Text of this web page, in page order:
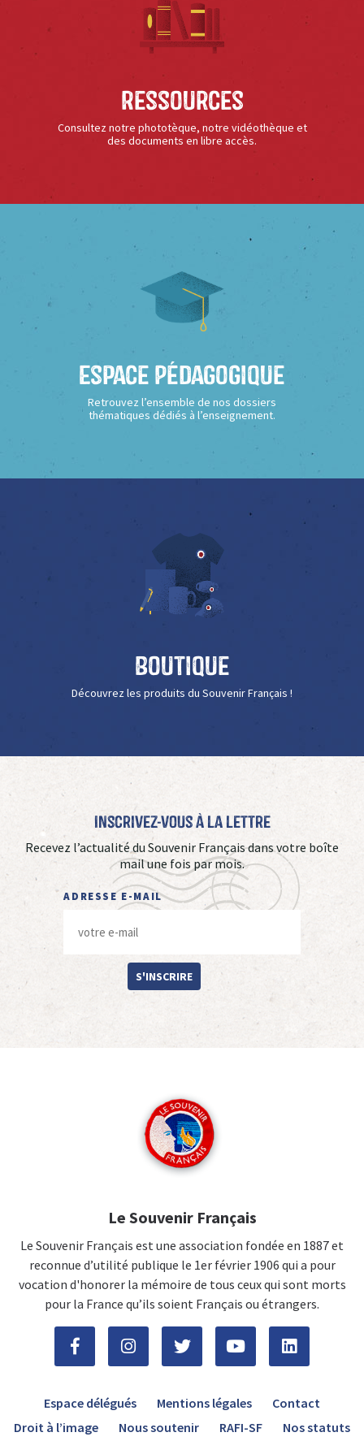
Ressources
Consultez notre phototèque, notre vidéothèque et
des documents en libre accès.
Espace Pédagogique
Retrouvez l’ensemble de nos dossiers
thématiques dédiés à l’enseignement.
Boutique
Découvrez les produits du Souvenir Français !
Inscrivez-vous à La Lettre
Recevez l’actualité du Souvenir Français dans votre boîte
mail une fois par mois.
ADRESSE E-MAIL
S'INSCRIRE
Le Souvenir Français
Le Souvenir Français est une association fondée en 1887 et
reconnue d’utilité publique le 1er février 1906 qui a pour
vocation d'honorer la mémoire de tous ceux qui sont morts
pour la France qu’ils soient Français ou étrangers.
Espace délégués Mentions légales
Contact
Droit à l’image
Nous soutenir RAFI-SF Nos statuts